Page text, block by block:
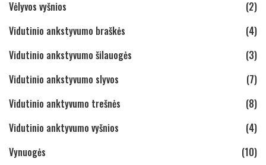
Vėlyvos vyšnios
(2)
Vidutinio ankstyvumo braškės
(4)
Vidutinio ankstyvumo šilauogės
(3)
Vidutinio ankstyvumo slyvos
(7)
Vidutinio anktyvumo trešnės
(8)
Vidutinio anktyvumo vyšnios
(4)
Vynuogės
(10)